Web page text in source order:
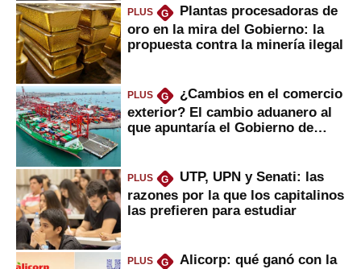
PLUS G
Plantas procesadoras de
oro en la mira del Gobierno: la
propuesta contra la minería ilegal
PLUS G
¿Cambios en el comercio
exterior? El cambio aduanero al
que apuntaría el Gobierno de
PLUS G
UTP, UPN y Senati: las
razones por la que los capitalinos
las prefieren para estudiar
PLUS G
Alicorp: qué ganó con la